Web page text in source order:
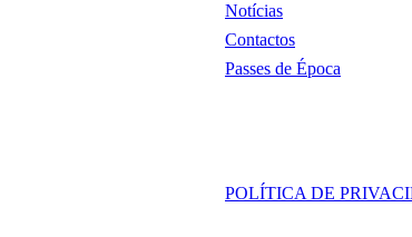
Notícias
Contactos
Passes de Época
POLÍTICA DE